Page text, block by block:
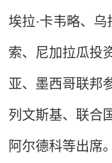
埃拉·卡韦略、
索、尼加拉瓜投
亚、墨西哥联邦
列文斯基、联合
阿尔德科等出席